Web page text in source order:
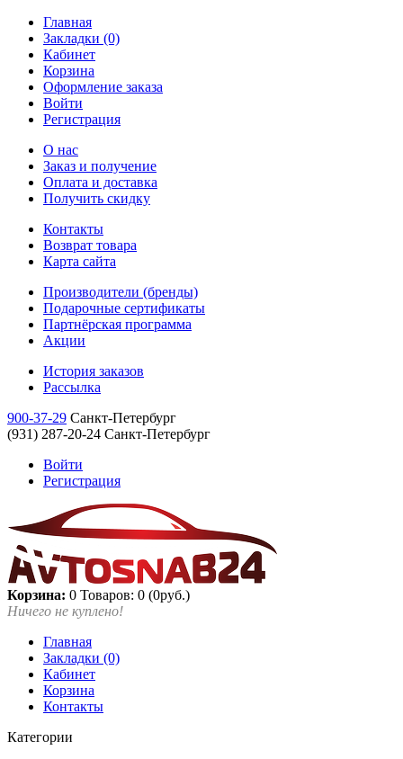
Главная
Закладки (0)
Кабинет
Корзина
Оформление заказа
Войти
Регистрация
О нас
Заказ и получение
Оплата и доставка
Получить скидку
Контакты
Возврат товара
Карта сайта
Производители (бренды)
Подарочные сертификаты
Партнёрская программа
Акции
История заказов
Рассылка
900-37-29 Санкт-Петербург
(931) 287-20-24 Санкт-Петербург
Войти
Регистрация
Корзина: 0 Товаров: 0 (0руб.)
Ничего не куплено!
Главная
Закладки (0)
Кабинет
Корзина
Контакты
Категории